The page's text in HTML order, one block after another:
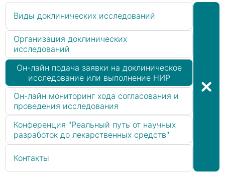
Виды доклинических исследований
Организация доклинических
исследований
Он-лайн подача заявки на доклиническое
исследование или выполнение НИР
Он-лайн мониторинг хода согласования и
проведения исследования
Конференция "Реальный путь от научных
разработок до лекарственных средств"
Контакты